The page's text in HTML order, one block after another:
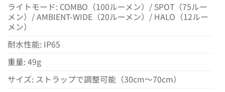
ライトモード: COMBO（100ルーメン）/ SPOT（75ルー
メン）/ AMBIENT-WIDE（20ルーメン）/ HALO（12ルー
メン）
耐水性能: IP65
重量: 49g
サイズ: ストラップで調整可能（30cm～70cm）